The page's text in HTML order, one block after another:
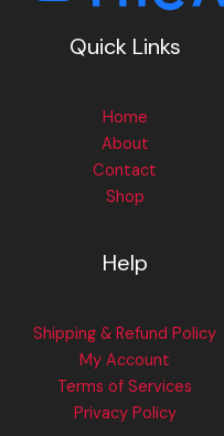
Quick Links
Home
About
Contact
Shop
Help
Shipping & Refund Policy
My Account
Terms of Services
Privacy Policy